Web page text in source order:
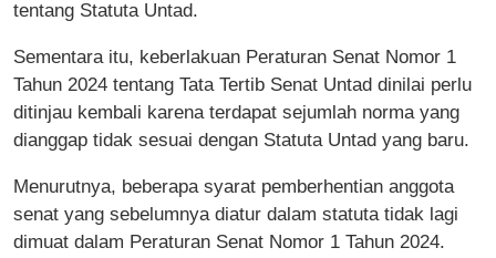
tentang Statuta Untad.
Sementara itu, keberlakuan Peraturan Senat Nomor 1
Tahun 2024 tentang Tata Tertib Senat Untad dinilai perlu
ditinjau kembali karena terdapat sejumlah norma yang
dianggap tidak sesuai dengan Statuta Untad yang baru.
Menurutnya, beberapa syarat pemberhentian anggota
senat yang sebelumnya diatur dalam statuta tidak lagi
dimuat dalam Peraturan Senat Nomor 1 Tahun 2024.